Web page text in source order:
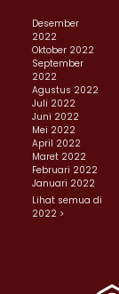
Desember
2022
Oktober 2022
September
2022
Agustus 2022
Juli 2022
Juni 2022
Mei 2022
April 2022
Maret 2022
Februari 2022
Januari 2022
Lihat semua di
2022 >